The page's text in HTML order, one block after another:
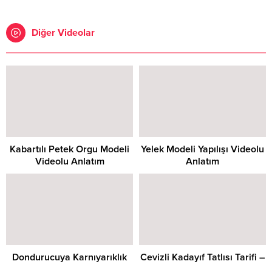
Diğer Videolar
Kabartılı Petek Orgu Modeli
Videolu Anlatım
Yelek Modeli Yapılışı Videolu
Anlatım
Dondurucuya Karnıyarıklık
Cevizli Kadayıf Tatlısı Tarifi –